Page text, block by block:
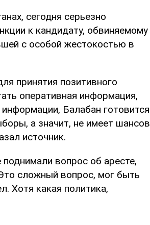
сегодня серьезно
к кандидату, обвиняемому
с особой жестокостью в
принятия позитивного
оперативная информация,
Балабан готовится
а значит, не имеет шансов
источник.
вопрос об аресте,
сложный вопрос, мог быть
Хотя какая политика,